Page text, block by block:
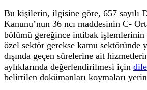
Bu kişilerin, ilgisine göre, 657 sayılı
Kanunu’nun 36 ncı maddesinin C-
bölümü gereğince intibak işlemlerinin
özel sektör gerekse kamu sektöründe
dışında geçen sürelerine ait
aylıklarında değerlendirilmesi için
belirtilen dokümanları koymaları